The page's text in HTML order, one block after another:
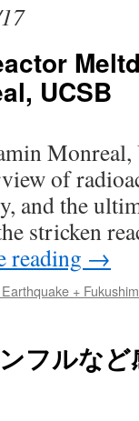
UCSB
of
and the
stricken
reading →
+
フルな